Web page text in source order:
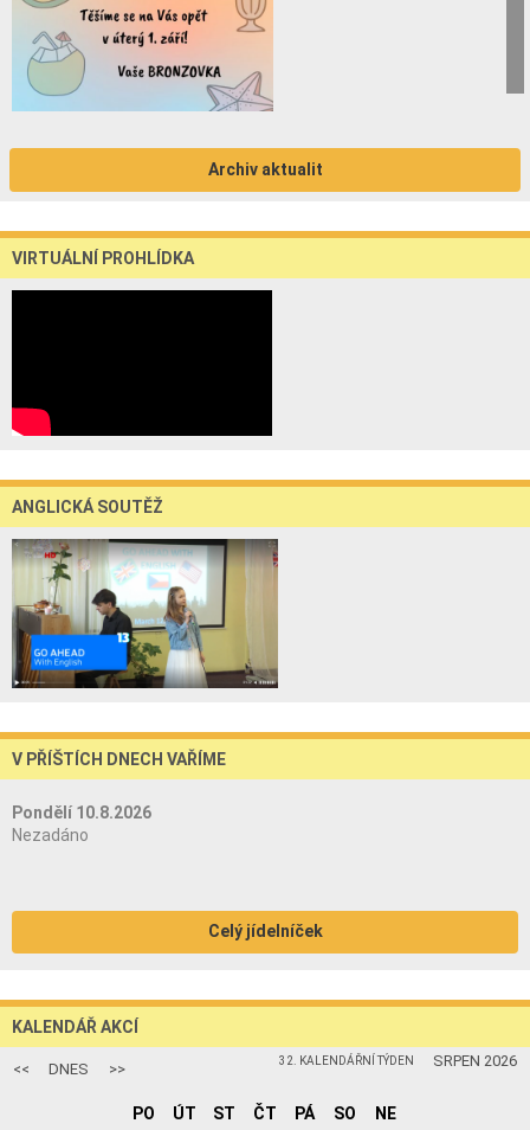
Archiv aktualit
VIRTUÁLNÍ PROHLÍDKA
ANGLICKÁ SOUTĚŽ
V PŘÍŠTÍCH DNECH VAŘÍME
Pondělí 10.8.2026
Nezadáno
Celý jídelníček
KALENDÁŘ AKCÍ
<< DNES >> SRPEN 2026
32. KALENDÁŘNÍ TÝDEN
PO ÚT ST ČT PÁ SO
NE